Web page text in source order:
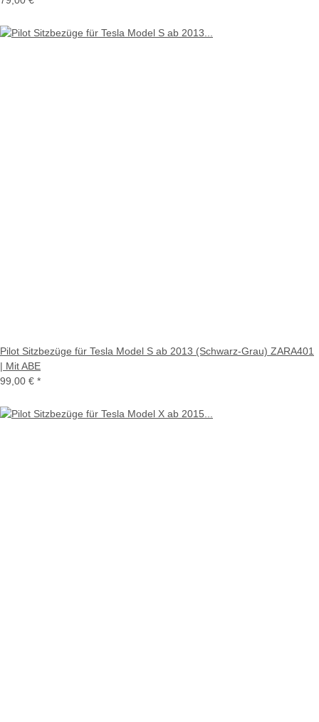
Pilot Sitzbezüge für Tesla Model S ab 2013 (Schwarz-Grau) ZARA401
| Mit ABE
99,00 € *